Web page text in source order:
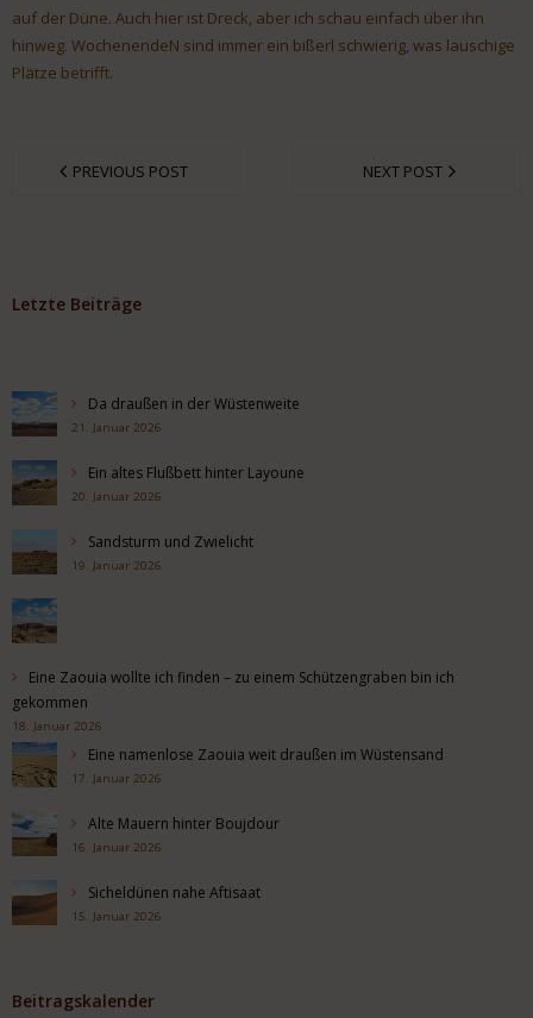
auf der Düne. Auch hier ist Dreck, aber ich schau einfach über ihn
hinweg. WochenendeN sind immer ein bißerl schwierig, was lauschige
Plätze betrifft.
PREVIOUS POST NEXT POST
Letzte Beiträge
Da draußen in der Wüstenweite
21. Januar 2026
Ein altes Flußbett hinter Layoune
20. Januar 2026
Sandsturm und Zwielicht
19. Januar 2026
Eine Zaouia wollte ich finden – zu einem Schützengraben bin ich
gekommen
18. Januar 2026
Eine namenlose Zaouia weit draußen im Wüstensand
17. Januar 2026
Alte Mauern hinter Boujdour
16. Januar 2026
Sicheldünen nahe Aftisaat
15. Januar 2026
Beitragskalender